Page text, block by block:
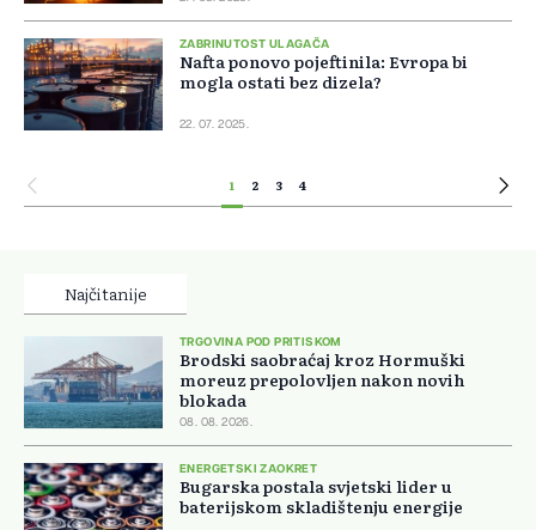
ZABRINUTOST ULAGAČA
Nafta ponovo pojeftinila: Evropa bi
mogla ostati bez dizela?
22. 07. 2025.
1 2 3 4
Najčitanije
TRGOVINA POD PRITISKOM
Brodski saobraćaj kroz Hormuški
moreuz prepolovljen nakon novih
blokada
08. 08. 2026.
ENERGETSKI ZAOKRET
Bugarska postala svjetski lider u
baterijskom skladištenju energije